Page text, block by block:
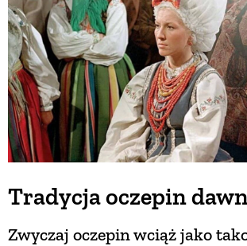
Tradycja oczepin
Zwyczaj oczepin wciąż jako